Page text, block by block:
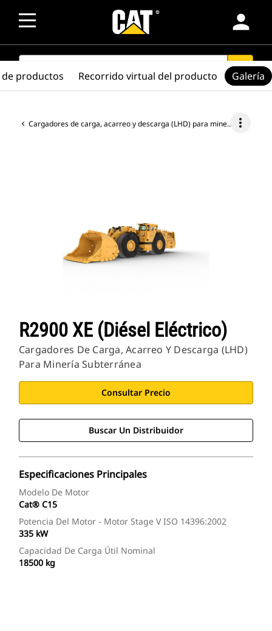
person
SEARCH search
Cargadores de carga, acarreo y descarga (LHD) para minería subterránea more_vert
R2900 XE (diésel Eléctrico)
Cargadores De Carga, Acarreo Y Descarga (LHD)
Para Minería Subterránea
Consultar Precio
Buscar Un Distribuidor
Especificaciones Principales
Modelo De Motor
Cat® C15
Potencia Del Motor - Motor Stage V ISO 14396:2002
335 kW
Capacidad De Carga Útil Nominal
18500 kg
productos Recorrido virtual del producto Galería